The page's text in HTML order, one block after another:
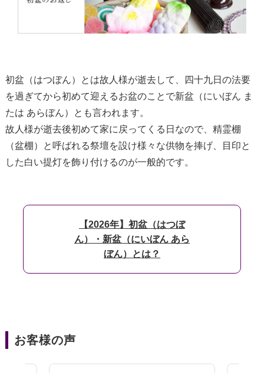
初盆（はつぼん）とは故人様が逝去して、四十九日の法要
を過ぎてから初めて迎えるお盆のことで新盆（にいぼん ま
たは あらぼん）とも言われます。
故人様が逝去後初めて家に戻ってくる日なので、精霊棚
（盆棚）と呼ばれる祭壇を設け様々な供物を捧げ、目印と
した白い提灯を飾り付けるのが一般的です。
【2026年】初盆（はつぼ
ん）・新盆（にいぼん あら
ぼん）とは？
お客様の声